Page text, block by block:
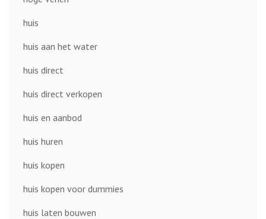
huis
huis aan het water
huis direct
huis direct verkopen
huis en aanbod
huis huren
huis kopen
huis kopen voor dummies
huis laten bouwen